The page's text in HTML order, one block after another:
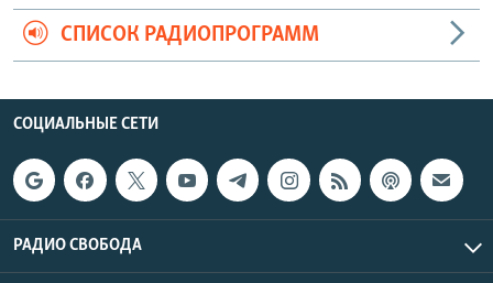
СПИСОК РАДИОПРОГРАММ
СОЦИАЛЬНЫЕ СЕТИ
РАДИО СВОБОДА